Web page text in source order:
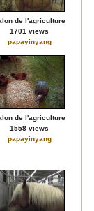
de l'agriculture
1701 views
papayinyang
de l'agriculture
1558 views
papayinyang